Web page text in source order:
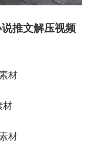
推文解压视频
材
材
材